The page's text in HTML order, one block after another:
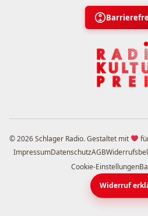
© 2026 Schlager Radio. Gestaltet mit
ImpressumDatenschutzAGB
Cookie-Einstellungen
Widerruf